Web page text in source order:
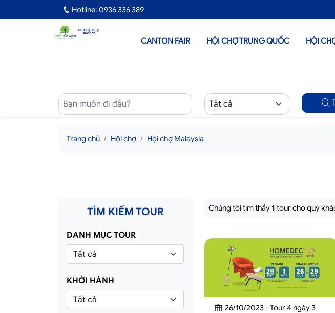
Hotline: 0936 336 389
CANTON FAIR HỘI CHỢ TRUNG QUỐC HỘI
Trang chủ Hội chợ Hội chợ Malaysia
TÌM KIẾM TOUR
DANH MỤC TOUR
KHỞI HÀNH
Chúng tôi tìm thấy 1 tour cho quý
26/10/2023 - Tour 4 ngày 3